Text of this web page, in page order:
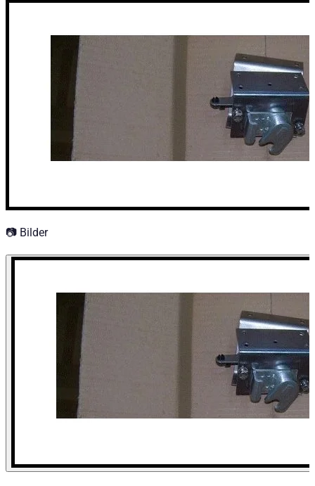
Technische Daten
Konfigurationsvarianten
Preis ab
:
📷 Bilder